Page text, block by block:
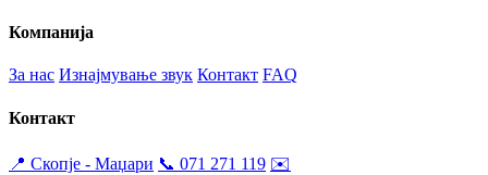
Компанија
За нас Изнајмување звук Контакт FAQ
Контакт
📍 Скопје - Маџари 📞 071 271 119 ✉️